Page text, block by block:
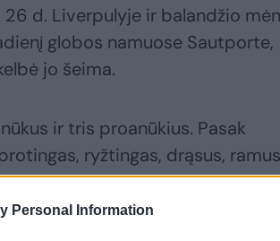
Personal Information
d. Liverpulyje ir balandžio
globos namuose Sautporte,
jo šeima.
ir tris proanūkius. Pasak
ryžtingas, drąsus, ramus
pašnekovas. Į „Hollies“ namus